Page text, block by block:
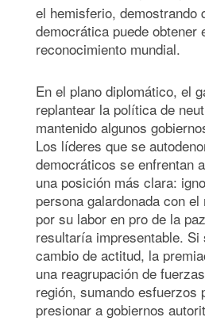
el hemisferio, demostrando
democrática puede obtener
reconocimiento mundial.
En el plano diplomático, el
replantear la política de
mantenido algunos
Los líderes que se
democráticos se enfrentan
una posición más clara:
persona galardonada con
por su labor en pro de la
resultaría impresentable.
cambio de actitud, la
una reagrupación de
región, sumando esfuerzos
presionar a gobiernos